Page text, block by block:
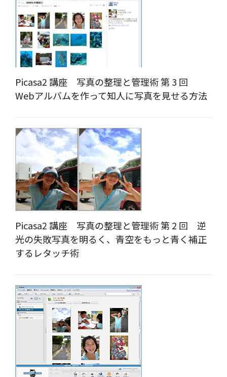
Picasa2 講座 写真の整理と管理術 第 3 回
Webアルバムを作って知人に写真を見せる方法
Picasa2 講座 写真の整理と管理術 第 2 回 逆
光の失敗写真を明るく、青空をもっと青く補正
するレタッチ術